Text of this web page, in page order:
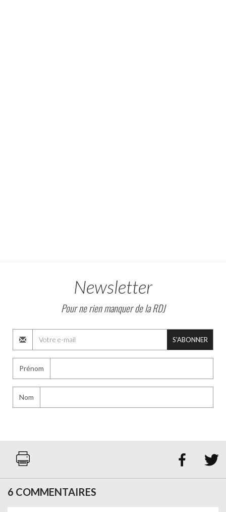
Newsletter
Pour ne rien manquer de la RDJ
S'ABONNER
Prénom
Nom
 
6 COMMENTAIRES